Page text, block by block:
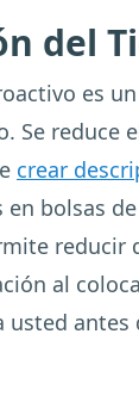
del
es
Se reduce
crear
en bolsas
reducir
al
usted antes